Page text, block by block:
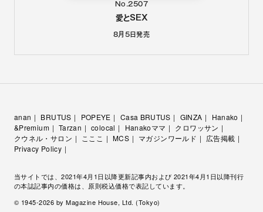
No.2507
愛とSEX
8月5日発売
anan BRUTUS POPEYE Casa BRUTUS GINZA
Hanako
&Premium
Tarzan colocal Hanakoママ
クロワッサン
クウネル・サロン
こここ MCS マガジンワールド
広告掲載
Privacy Policy
当サイトでは、2021年4月1日以降更新記事内および 2021年4月1日以降刊行
の本誌記事内の価格は、原則税込価格で表記しています。
© 1945-2026 by Magazine House, Ltd. (Tokyo)